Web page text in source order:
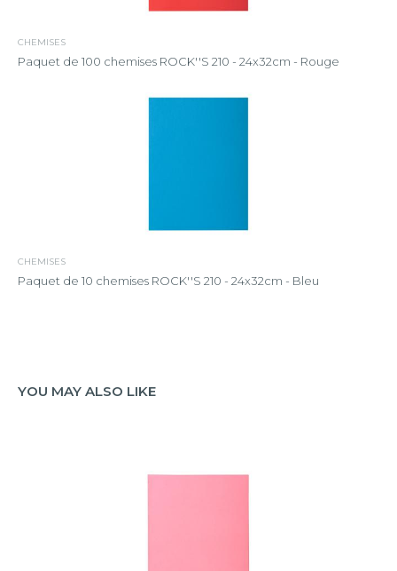
CHEMISES
Paquet de 100 chemises ROCK''S 210 - 24x32cm - Rouge
CHEMISES
Paquet de 10 chemises ROCK''S 210 - 24x32cm - Bleu
YOU MAY ALSO LIKE